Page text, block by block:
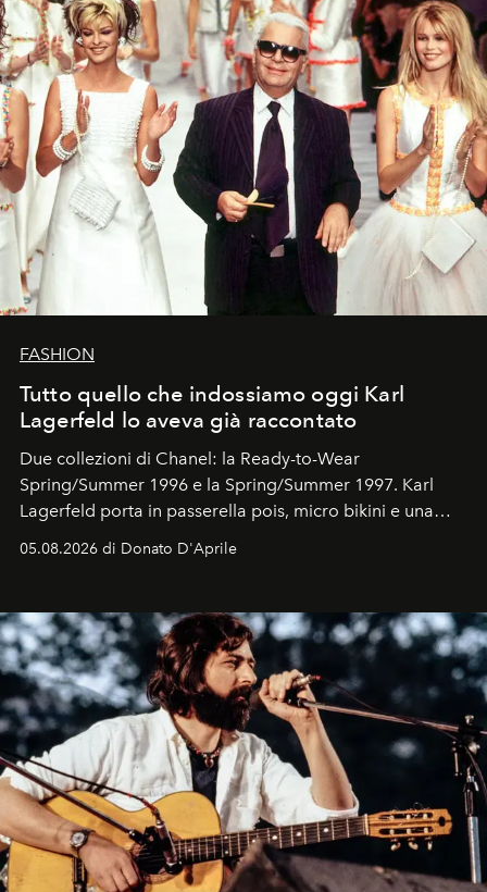
FASHION
Tutto quello che indossiamo oggi Karl
Lagerfeld lo aveva già raccontato
Due collezioni di Chanel: la Ready-to-Wear
Spring/Summer 1996 e la Spring/Summer 1997. Karl
Lagerfeld porta in passerella pois, micro bikini e una
logomania pensata per la spiaggia
Kate, Claudia e Carla una dietro l'altra. Trent'anni dopo,
uno dei documenti più contemporanei che abbiamo.
05.08.2026 di Donato D'Aprile